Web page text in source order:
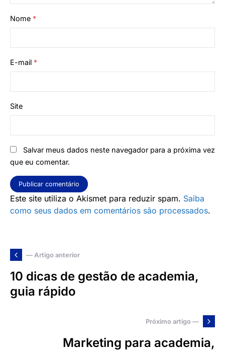
Nome *
E-mail *
Site
Salvar meus dados neste navegador para a próxima vez
que eu comentar.
Este site utiliza o Akismet para reduzir spam. Saiba
como seus dados em comentários são processados.
— Artigo anterior
10 dicas de gestão de academia,
guia rápido
Próximo artigo —
Marketing para academia,